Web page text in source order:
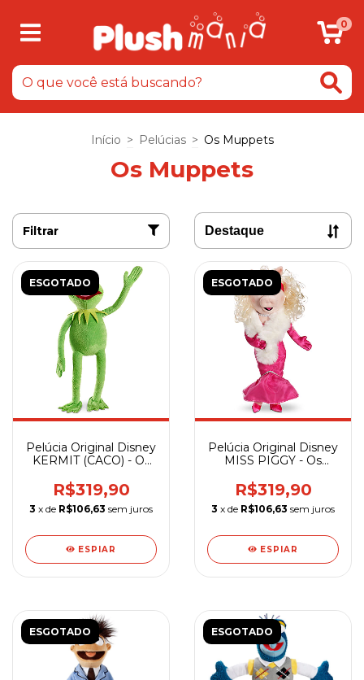
0
Início > Pelúcias > Os Muppets
Os Muppets
Filtrar
ESGOTADO
Pelúcia Original Disney
KERMIT (CACO) - Os
R$319,90
3 x de R$106,63 sem juros
ESPIAR
ESGOTADO
Pelúcia Original Disney
MISS PIGGY - Os
R$319,90
3 x de R$106,63 sem juros
ESPIAR
ESGOTADO ESGOTADO